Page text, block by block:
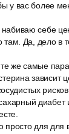
у вас более
себе
там. Да, дело в
же самые
зависит
диабет
для для